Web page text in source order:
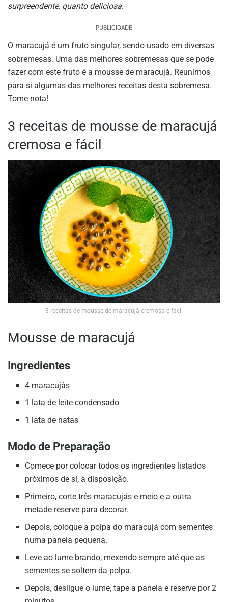
surpreendente, quanto deliciosa.
PUBLICIDADE
O maracujá é um fruto singular, sendo usado em diversas
sobremesas. Uma das melhores sobremesas que se pode
fazer com este fruto é a mousse de maracujá. Reunimos
para si algumas das melhores receitas desta sobremesa.
Tome nota!
3 receitas de mousse de maracujá
cremosa e fácil
3 receitas de mousse de maracujá cremosa e fácil
Mousse de maracujá
Ingredientes
4 maracujás
1 lata de leite condensado
1 lata de natas
Modo de Preparação
Comece por colocar todos os ingredientes listados
próximos de si, à disposição.
Primeiro, corte três maracujás e meio e a outra
metade reserve para decorar.
Depois, coloque a polpa do maracujá com sementes
numa panela pequena.
Leve ao lume brando, mexendo sempre até que as
sementes se soltem da polpa.
Depois, desligue o lume, tape a panela e reserve por 2